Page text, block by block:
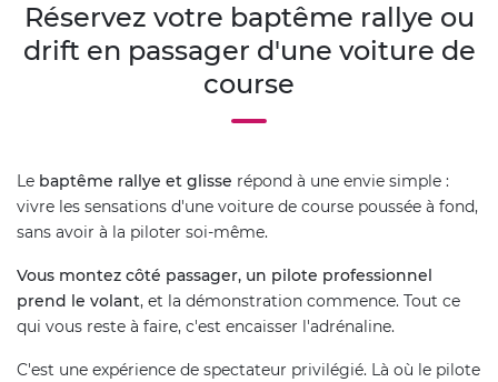
Réservez votre baptême rallye ou
drift en passager d'une voiture de
course
Le baptême rallye et glisse répond à une envie simple :
vivre les sensations d'une voiture de course poussée à fond,
sans avoir à la piloter soi-même.
Vous montez côté passager, un pilote professionnel
prend le volant, et la démonstration commence. Tout ce
qui vous reste à faire, c'est encaisser l'adrénaline.
C'est une expérience de spectateur privilégié. Là où le pilote